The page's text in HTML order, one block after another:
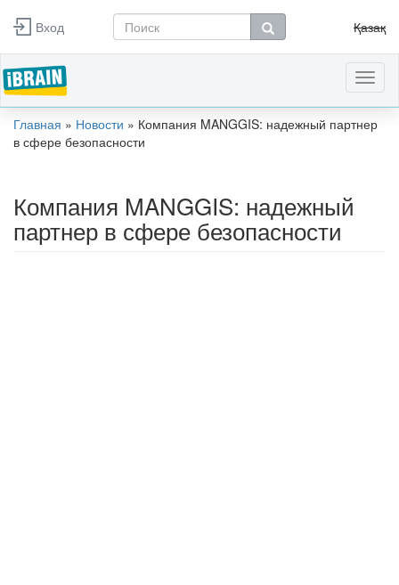
Перейти к основному содержанию
Вход Форма поиска
Поиск
Қазақ
Вы здесь
Главная » Новости » Компания MANGGIS: надежный партнер
в сфере безопасности
Компания MANGGIS: надежный
партнер в сфере безопасности